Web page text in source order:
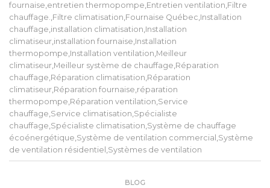
fournaise entretien thermopompe Entretien ventilation Filtre
chauffage. Filtre climatisation Fournaise Québec Installation
chauffage installation climatisation Installation
climatiseur installation fournaise Installation
thermopompe Installation ventilation Meilleur
climatiseur Meilleur système de chauffage Réparation
chauffage Réparation climatisation Réparation
climatiseur Réparation fournaise réparation
thermopompe Réparation ventilation Service
chauffage Service climatisation Spécialiste
chauffage Spécialiste climatisation Système de chauffage
écoénergétique Système de ventilation commercial Système
de ventilation résidentiel Systèmes de ventilation
BLOG